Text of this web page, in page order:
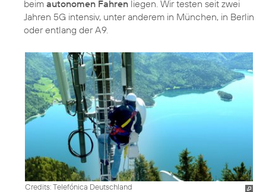
beim autonomen Fahren liegen. Wir testen seit zwei
Jahren 5G intensiv, unter anderem in München, in Berlin
oder entlang der A 9.
Credits: Telefónica Deutschland